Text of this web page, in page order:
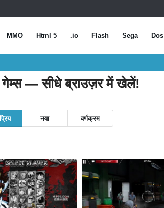
MMO Html 5 .io Flash Sega Dos
गेम्स — सीधे ब्राउज़र में खेलें!
नया वर्णक्रम